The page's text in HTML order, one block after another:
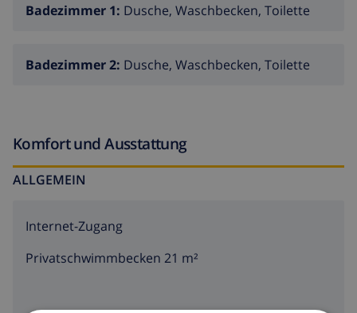
water world 7.5 km, marineland 17.5 km, gnomo park
Familien. Jugendgruppen nur auf Anfrage. Die
Badezimmer 1: Dusche, Waschbecken, Toilette
Badezimmer 2: Dusche, Waschbecken, Toilette
Komfort und Ausstattung
ALLGEMEIN
Internet-Zugang
Privatschwimmbecken 21 m²